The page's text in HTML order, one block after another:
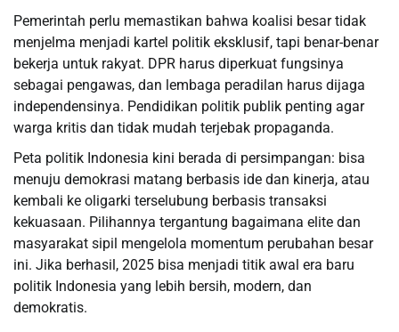
Pemerintah perlu memastikan bahwa koalisi besar tidak
menjelma menjadi kartel politik eksklusif, tapi benar-benar
bekerja untuk rakyat. DPR harus diperkuat fungsinya
sebagai pengawas, dan lembaga peradilan harus dijaga
independensinya. Pendidikan politik publik penting agar
warga kritis dan tidak mudah terjebak propaganda.
Peta politik Indonesia kini berada di persimpangan: bisa
menuju demokrasi matang berbasis ide dan kinerja, atau
kembali ke oligarki terselubung berbasis transaksi
kekuasaan. Pilihannya tergantung bagaimana elite dan
masyarakat sipil mengelola momentum perubahan besar
ini. Jika berhasil, 2025 bisa menjadi titik awal era baru
politik Indonesia yang lebih bersih, modern, dan
demokratis.